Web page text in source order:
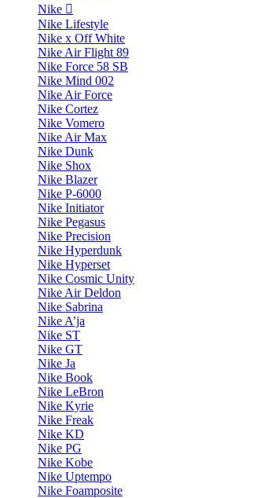
Nike
Nike Lifestyle
Nike x Off White
Nike Air Flight 89
Nike Force 58 SB
Nike Mind 002
Nike Air Force
Nike Cortez
Nike Vomero
Nike Air Max
Nike Dunk
Nike Shox
Nike Blazer
Nike P-6000
Nike Initiator
Nike Pegasus
Nike Precision
Nike Hyperdunk
Nike Hyperset
Nike Cosmic Unity
Nike Air Deldon
Nike Sabrina
Nike A’ja
Nike ST
Nike GT
Nike Ja
Nike Book
Nike LeBron
Nike Kyrie
Nike Freak
Nike KD
Nike PG
Nike Kobe
Nike Uptempo
Nike Foamposite